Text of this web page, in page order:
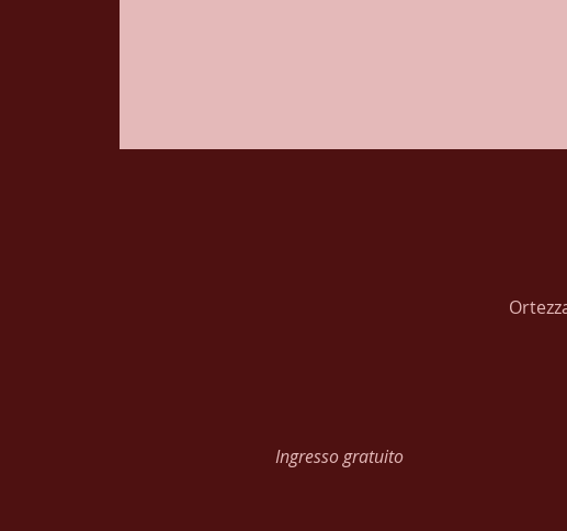
Ingresso gratuito